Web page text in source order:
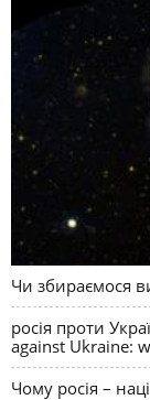
Чи збираємося
росія проти
against Ukraine:
Чому росія –